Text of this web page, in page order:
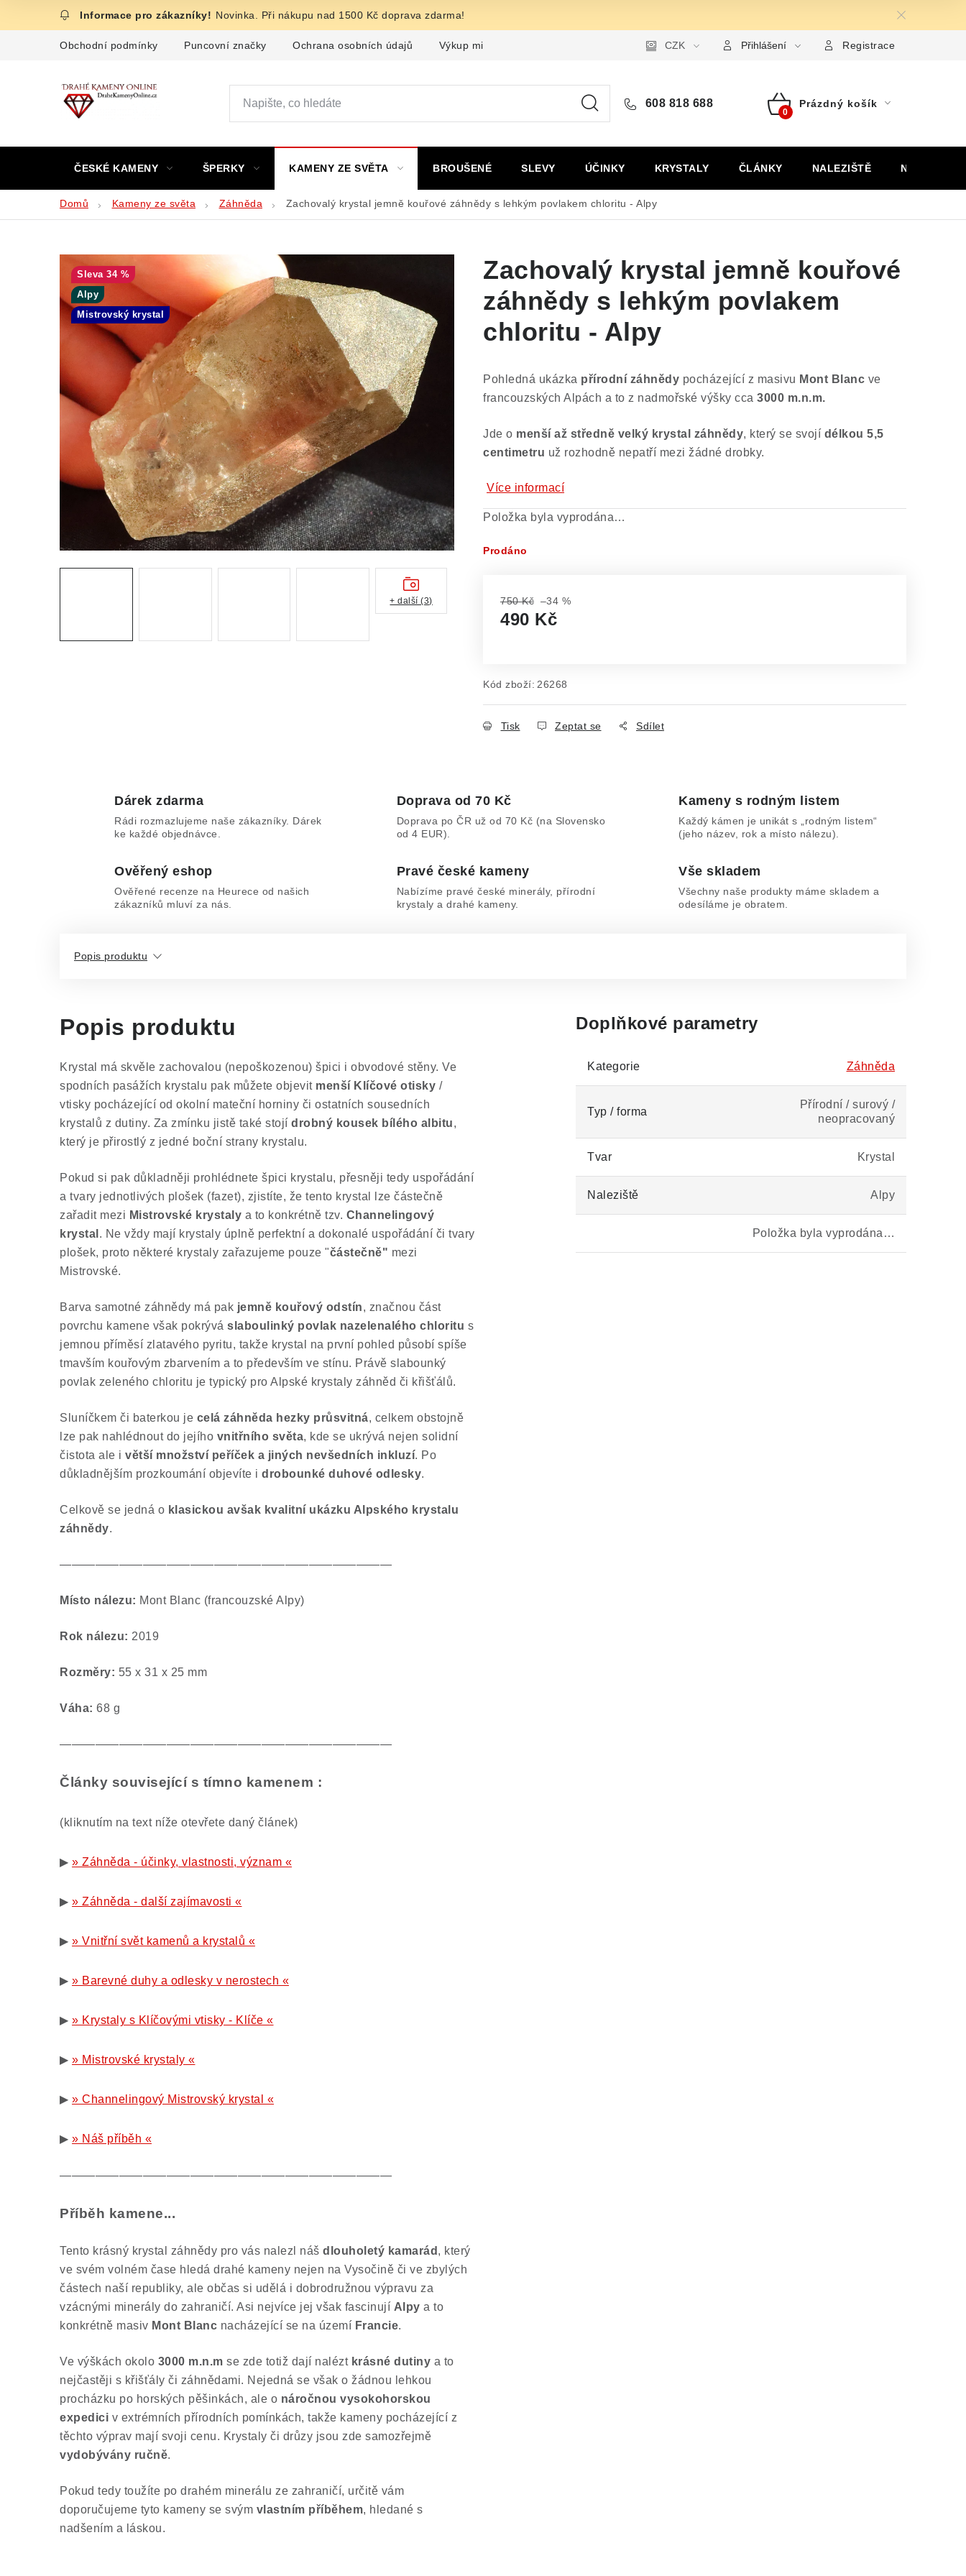
Novinka. Při nákupu nad 1500 Kč doprava zdarma!
Obchodní podmínky Puncovní značky Ochrana osobních údajů Výkup minerálů a drahých kamenů Formulář pro uplatnění reklamace Formulář pro odstoupení
CZK Přihlášení Registrace
608 818 688
Nákupní
Prázdný košík
ČESKÉ KAMENY ŠPERKY KAMENY ZE SVĚTA BROUŠENÉ SLEVY ÚČINKY KRYSTALY ČLÁNKY NALEZIŠTĚ NÁŠ PŘÍBĚH
Domů Kameny ze světa Záhněda Zachovalý krystal jemně kouřové záhnědy s lehkým povlakem chloritu - Alpy
Zachovalý krystal jemně kouřové
záhnědy s lehkým povlakem
chloritu - Alpy
Pohledná ukázka přírodní záhnědy pocházející z masivu Mont Blanc ve
francouzských Alpách a to z nadmořské výšky cca 3000 m.n.m.
Jde o menší až středně velký krystal záhnědy, který se svojí délkou 5,5
centimetru už rozhodně nepatří mezi žádné drobky.
Více informací
Položka byla vyprodána…
Prodáno
750 Kč –34 %
490 Kč
Kód zboží: 26268
Tisk Zeptat se Sdílet
34 %
Alpy
Mistrovský krystal
+ další (3)
Dárek zdarma
Rádi rozmazlujeme naše zákazníky. Dárek
ke každé objednávce.
Doprava od 70 Kč
Doprava po ČR už od 70 Kč (na Slovensko
od 4 EUR).
Kameny s rodným listem
Každý kámen je unikát s „rodným listem“
(jeho název, rok a místo nálezu).
Ověřený eshop
Ověřené recenze na Heurece od našich
zákazníků mluví za nás.
Pravé české kameny
Nabízíme pravé české minerály, přírodní
krystaly a drahé kameny.
Vše skladem
Všechny naše produkty máme skladem a
odesíláme je obratem.
Popis produktu
Popis produktu
Krystal má skvěle zachovalou (nepoškozenou) špici i obvodové stěny. Ve
spodních pasážích krystalu pak můžete objevit menší Klíčové otisky /
vtisky pocházející od okolní mateční horniny či ostatních sousedních
krystalů z dutiny. Za zmínku jistě také stojí drobný kousek bílého albitu,
který je přirostlý z jedné boční strany krystalu.
Pokud si pak důkladněji prohlédnete špici krystalu, přesněji tedy uspořádání
a tvary jednotlivých plošek (fazet), zjistíte, že tento krystal lze částečně
zařadit mezi Mistrovské krystaly a to konkrétně tzv. Channelingový
krystal . Ne vždy mají krystaly úplně perfektní a dokonalé uspořádání či tvary
plošek, proto některé krystaly zařazujeme pouze "částečně" mezi
Mistrovské.
Barva samotné záhnědy má pak jemně kouřový odstín, značnou část
povrchu kamene však pokrývá slaboulinký povlak nazelenalého chloritu s
jemnou příměsí zlatavého pyritu, takže krystal na první pohled působí spíše
tmavším kouřovým zbarvením a to především ve stínu. Právě slabounký
povlak zeleného chloritu je typický pro Alpské krystaly záhněd či křišťálů.
Sluníčkem či baterkou je celá záhněda hezky průsvitná, celkem obstojně
lze pak nahlédnout do jejího vnitřního světa, kde se ukrývá nejen solidní
čistota ale i větší množství peříček a jiných nevšedních inkluzí. Po
důkladnějším prozkoumání objevíte i drobounké duhové odlesky.
Celkově se jedná o klasickou avšak kvalitní ukázku Alpského krystalu
záhnědy.
————————————————————————————
Místo nálezu: Mont Blanc (francouzské Alpy)
Rok nálezu: 2019
Rozměry: 55 x 31 x 25 mm
Váha: 68 g
————————————————————————————
Články související s tímno kamenem :
(kliknutím na text níže otevřete daný článek)
▶ » Záhněda - účinky, vlastnosti, význam «
▶ » Záhněda - další zajímavosti «
▶ » Vnitřní svět kamenů a krystalů «
▶ » Barevné duhy a odlesky v nerostech «
▶ » Krystaly s Klíčovými vtisky - Klíče «
▶ » Mistrovské krystaly «
▶ » Channelingový Mistrovský krystal «
▶ » Náš příběh «
————————————————————————————
Příběh kamene...
Tento krásný krystal záhnědy pro vás nalezl náš dlouholetý kamarád , který
ve svém volném čase hledá drahé kameny nejen na Vysočině či ve zbylých
částech naší republiky, ale občas si udělá i dobrodružnou výpravu za
vzácnými minerály do zahraničí. Asi nejvíce jej však fascinují Alpy a to
konkrétně masiv Mont Blanc nacházející se na území Francie.
Ve výškách okolo 3000 m.n.m se zde totiž dají nalézt krásné dutiny a to
nejčastěji s křišťály či záhnědami. Nejedná se však o žádnou lehkou
procházku po horských pěšinkách, ale o náročnou vysokohorskou
expedici v extrémních přírodních pomínkách, takže kameny pocházející z
těchto výprav mají svoji cenu. Krystaly či drůzy jsou zde samozřejmě
vydobývány ručně.
Pokud tedy toužíte po drahém minerálu ze zahraničí, určitě vám
doporučujeme tyto kameny se svým vlastním příběhem, hledané s
nadšením a láskou.
Doplňkové parametry
Kategorie Záhněda
Typ / forma
Přírodní / surový /
neopracovaný
Tvar Krystal
Naleziště Alpy
Položka byla vyprodána…